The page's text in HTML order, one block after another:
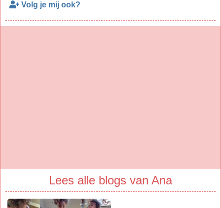
Volg je mij ook?
Lees alle blogs van Ana